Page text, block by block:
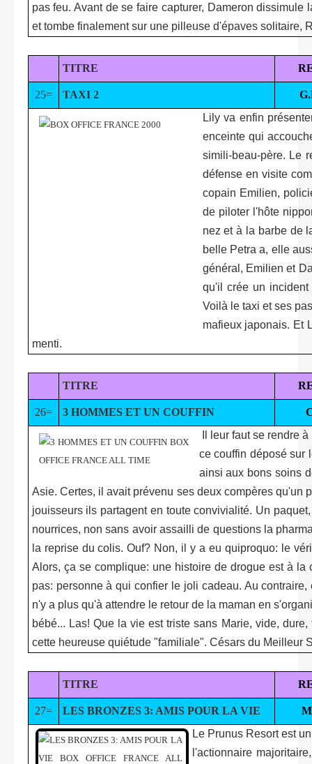
pas feu. Avant de se faire capturer, Dameron
et tombe finalement sur une pilleuse d'épaves solitaire,
TITRE
25= TAXI 2
Lily va enfin
enceinte qui
simili-beau-père. Le
défense en visite
copain Emilien,
de piloter l'hôte
nez et à la barbe de
belle Petra a, elle
général, Emilien et
qu'il crée un
Voilà le taxi et ses
mafieux japonais. Et
menti.
TITRE
26= 3 HOMMES ET UN COUFFIN
Il leur faut se rendre
ce couffin déposé sur
ainsi aux bons soins
Asie. Certes, il avait prévenu ses deux compères qu'un
jouisseurs ils partagent en toute convivialité. Un
nourrices, non sans avoir assailli de questions la
la reprise du colis. Ouf? Non, il y a eu quiproquo: le
Alors, ça se complique: une histoire de drogue est à
pas: personne à qui confier le joli cadeau. Au
n'y a plus qu'à attendre le retour de la maman en
bébé... Las! Que la vie est triste sans Marie, vide,
cette heureuse quiétude "familiale". Césars du Meilleur
TITRE
27= LES BRONZES 3: AMIS POUR LA VIE
Le Prunus Resort est
l'actionnaire